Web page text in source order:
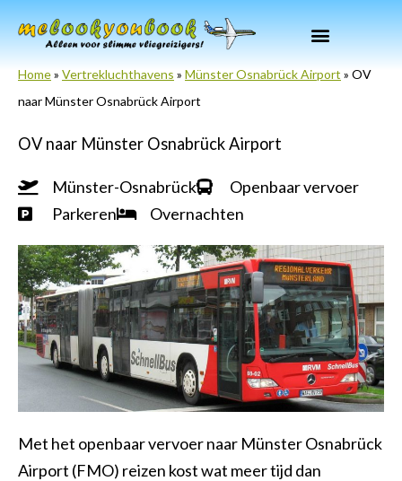
Ga
naar
inhoud
Home» Vertrekluchthavens » Münster Osnabrück Airport » OV
naar Münster Osnabrück Airport
OV naar Münster Osnabrück Airport
Münster-Osnabrück
Openbaar vervoer
Parkeren
Overnachten
Met het openbaar vervoer naar Münster Osnabrück
Airport (FMO) reizen kost wat meer tijd dan